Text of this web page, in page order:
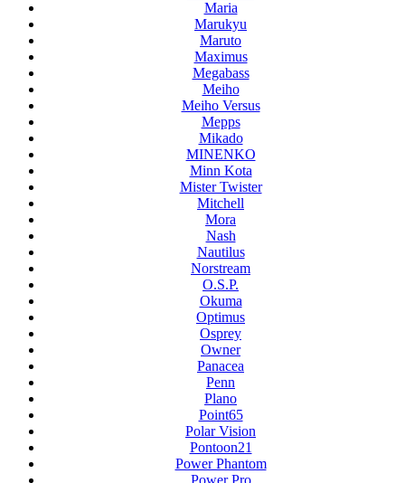
Maria
Marukyu
Maruto
Maximus
Megabass
Meiho
Meiho Versus
Mepps
Mikado
MINENKO
Minn Kota
Mister Twister
Mitchell
Mora
Nash
Nautilus
Norstream
O.S.P.
Okuma
Optimus
Osprey
Owner
Panacea
Penn
Plano
Point65
Polar Vision
Pontoon21
Power Phantom